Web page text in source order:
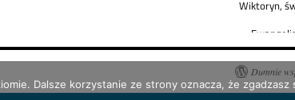
Dumnie
Dalsze korzystanie ze strony oznacza, że zgadzasz